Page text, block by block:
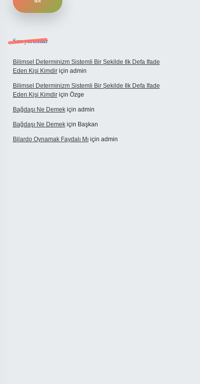
Son yorumlar
Bilimsel Determinizm Sistemli Bir Şekilde Ilk Defa Ifade
Eden Kişi Kimdiriçin admin
Bilimsel Determinizm Sistemli Bir Şekilde Ilk Defa Ifade
Eden Kişi Kimdiriçin Özge
Bağdaşı Ne Demekiçin admin
Bağdaşı Ne Demekiçin Başkan
Bilardo Oynamak Faydalı Mıiçin admin